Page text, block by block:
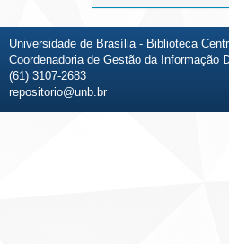
Universidade de Brasília - Biblioteca
Coordenadoria de Gestão da Informação
(61) 3107-2683
repositorio@unb.br